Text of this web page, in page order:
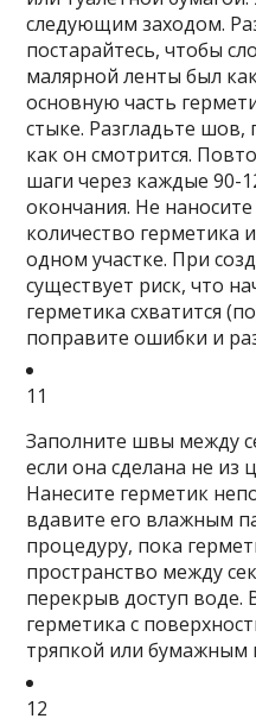
следующим заходом.
постарайтесь, чтобы
малярной ленты был
основную часть
стыке. Разгладьте
как он смотрится.
шаги через каждые 90-
окончания. Не
количество герметика
одном участке. При
существует риск, что
герметика схватится
поправите ошибки и
11
Заполните швы между
если она сделана не из
Нанесите герметик
вдавите его влажным
процедуру, пока
пространство между
перекрыв доступ воде.
герметика с
тряпкой или бумажным
12